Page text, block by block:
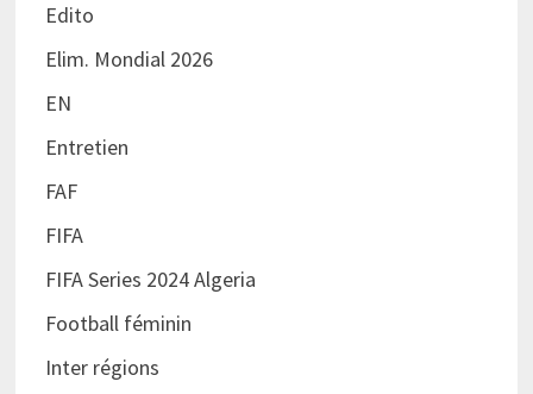
Edito
Elim. Mondial 2026
EN
Entretien
FAF
FIFA
FIFA Series 2024 Algeria
Football féminin
Inter régions